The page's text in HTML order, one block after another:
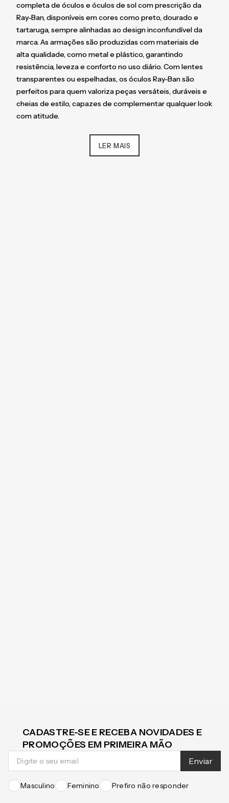
completa de óculos e óculos de sol com prescrição da
Ray-Ban, disponíveis em cores como preto, dourado e
tartaruga, sempre alinhadas ao design inconfundível da
marca. As armações são produzidas com materiais de
alta qualidade, como metal e plástico, garantindo
resistência, leveza e conforto no uso diário. Com lentes
transparentes ou espelhadas, os óculos Ray-Ban são
perfeitos para quem valoriza peças versáteis, duráveis e
cheias de estilo, capazes de complementar qualquer look
com atitude.
LER MAIS
CADASTRE-SE E RECEBA NOVIDADES E
PROMOÇÕES EM PRIMEIRA MÃO
Enviar
Masculino Feminino Prefiro não responder